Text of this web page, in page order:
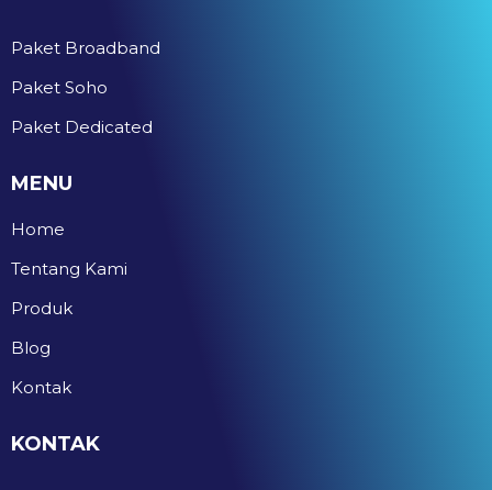
Paket Broadband
Paket Soho
Paket Dedicated
MENU
Home
Tentang Kami
Produk
Blog
Kontak
KONTAK